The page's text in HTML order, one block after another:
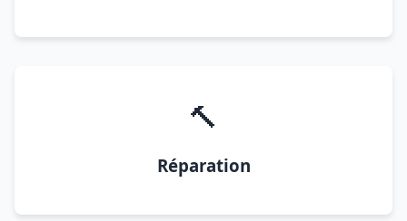
🔨
Réparation